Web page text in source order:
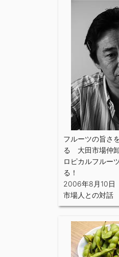
フルーツの旨さ
る 大田市場仲
ロピカルフルー
る！
2006年8月10日
市場人との対話